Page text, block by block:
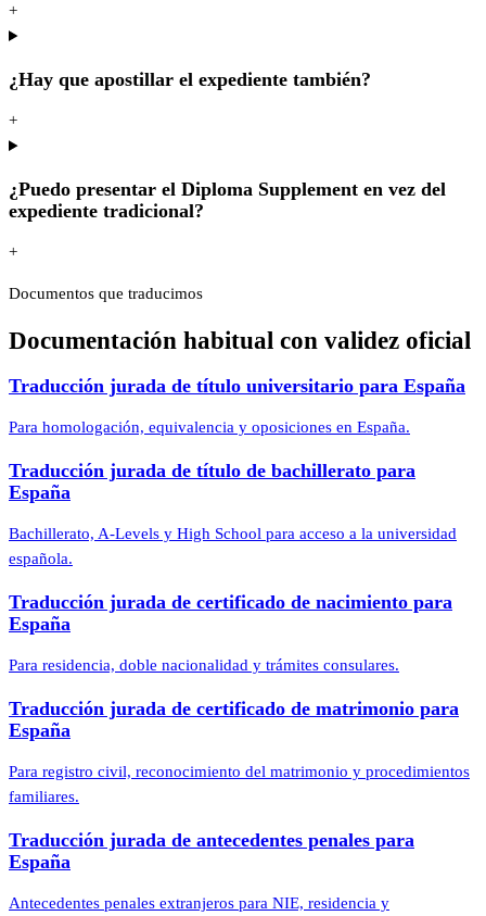
+
¿Hay que apostillar el expediente también?
+
¿Puedo presentar el Diploma Supplement en vez del
expediente tradicional?
+
Documentos que traducimos
Documentación habitual con validez oficial
Traducción jurada de título universitario para España
Para homologación, equivalencia y oposiciones en España.
Traducción jurada de título de bachillerato para
España
Bachillerato, A-Levels y High School para acceso a la universidad
española.
Traducción jurada de certificado de nacimiento para
España
Para residencia, doble nacionalidad y trámites consulares.
Traducción jurada de certificado de matrimonio para
España
Para registro civil, reconocimiento del matrimonio y procedimientos
familiares.
Traducción jurada de antecedentes penales para
España
Antecedentes penales extranjeros para NIE, residencia y